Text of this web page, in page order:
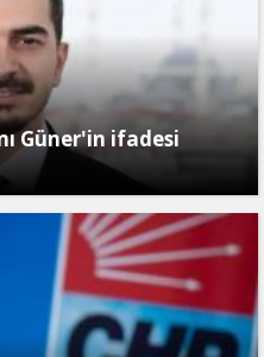
Güner'in ifadesi